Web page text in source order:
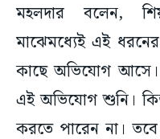
মহলদার বলেন,
মাঝেমধ্যেই এই
কাছে অভিযোগ আসে।
এই অভিযোগ শুনি।
করতে পারেন না।